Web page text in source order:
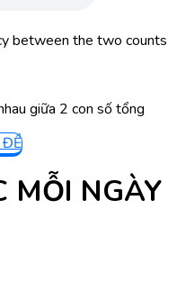
between the two counts
giữa 2 con số tổng
ĐỀ
MỖI NGÀY